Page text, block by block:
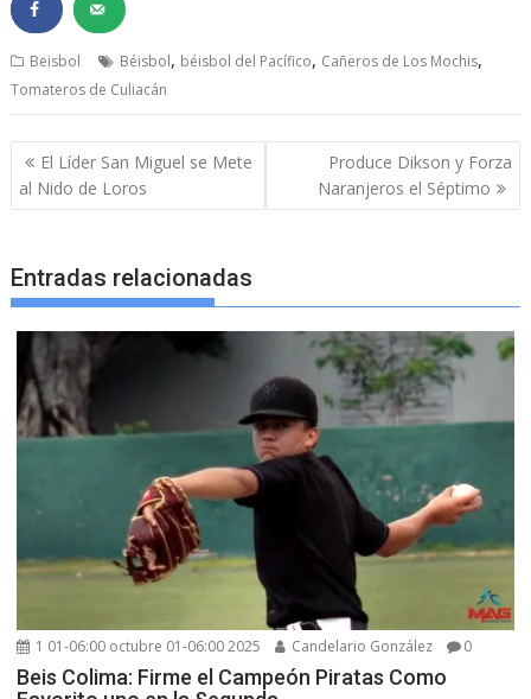
Beisbol Béisbol, béisbol del Pacífico, Cañeros de Los Mochis,
Tomateros de Culiacán
Navegación
de
entradas
El Líder San Miguel se Mete
al Nido de Loros
Produce Dikson y Forza
Naranjeros el Séptimo
Entradas relacionadas
1 01-06:00 octubre 01-06:00 2025 Candelario González 0
Beis Colima: Firme el Campeón Piratas Como